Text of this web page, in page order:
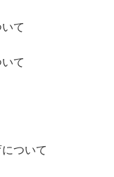
て
て
ついて